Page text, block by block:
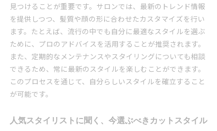
見つけることが重要です。サロンでは、最新のトレンド情報
を提供しつつ、髪質や顔の形に合わせたカスタマイズを行い
ます。たとえば、流行の中でも自分に最適なスタイルを選ぶ
ために、プロのアドバイスを活用することが推奨されます。
また、定期的なメンテナンスやスタイリングについても相談
できるため、常に最新のスタイルを楽しむことができます。
このプロセスを通じて、自分らしいスタイルを確立すること
が可能です。
人気スタイリストに聞く、今選ぶべきカットスタイル